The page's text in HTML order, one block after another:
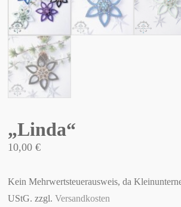
„Linda“
10,00€
Kein Mehrwertsteuerausweis, da
UStG. zzgl.Versandkosten